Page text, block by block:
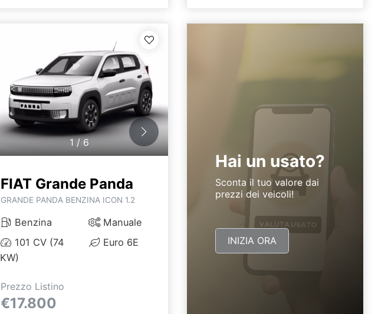
1 / 6
FIAT Grande Panda
GRANDE PANDA BENZINA ICON 1.2
Benzina
Manuale
101 CV (74
KW)
Euro 6E
Prezzo Listino
€17.800
Hai un usato?
Sconta il tuo valore dai
prezzi dei veicoli!
INIZIA ORA